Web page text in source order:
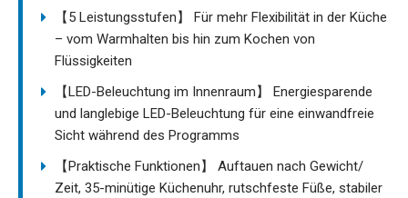
【5 Leistungsstufen】 Für mehr Flexibilität in der Küche
– vom Warmhalten bis hin zum Kochen von
Flüssigkeiten
【LED-Beleuchtung im Innenraum】 Energiesparende
und langlebige LED-Beleuchtung für eine einwandfreie
Sicht während des Programms
【Praktische Funktionen】 Auftauen nach Gewicht/
Zeit, 35-minütige Küchenuhr, rutschfeste Füße, stabiler